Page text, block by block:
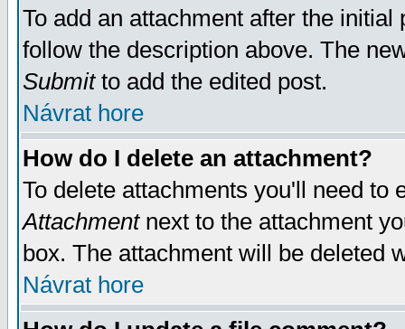
To add an attachment after the
follow the description above. The
Submitto add the edited post.
Návrat hore
How do I delete an attachment?
To delete attachments you'll need
Attachmentnext to the attachment
box. The attachment will be deleted
Návrat hore